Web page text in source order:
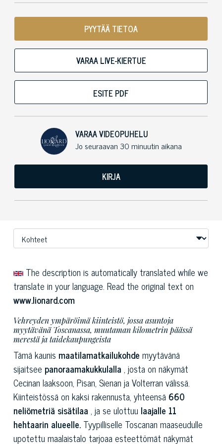
PYYTÄÄ TIETOA
VARAA LIVE-KIERTUE
ESITE PDF
VARAA VIDEOPUHELU
Jo seuraavan 30 minuutin aikana
KIRJA
The description is automatically translated while we
translate in your language. Read the original text on
www.lionard.com
Vehreyden ympäröimä kiinteistö, jossa asuntoja
myytävänä Toscanassa, muutaman kilometrin päässä
merestä ja taidekaupungeista
Tämä kaunis maatilamatkailukohde myytävänä
sijaitsee panoraamakukkulalla , josta on näkymät
Cecinan laaksoon, Pisan, Sienan ja Volterran välissä.
Kiinteistössä on kaksi rakennusta, yhteensä 660
neliömetriä sisätilaa , ja se ulottuu laajalle 11
hehtaarin alueelle. Tyypilliselle Toscanan maaseudulle
upotettu maalaistalo tarjoaa esteettömät näkymät